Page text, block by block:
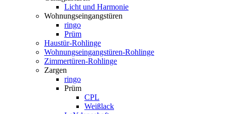
Licht und Harmonie
Wohnungseingangstüren
ringo
Prüm
Haustür-Rohlinge
Wohnungseingangstüren-Rohlinge
Zimmertüren-Rohlinge
Zargen
ringo
Prüm
CPL
Weißlack